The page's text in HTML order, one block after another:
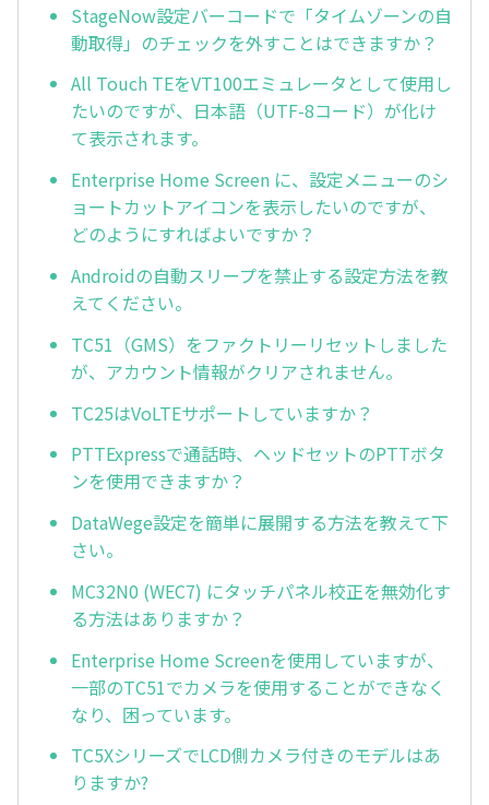
StageNow設定バーコードで「タイムゾーンの自
動取得」のチェックを外すことはできますか？
All Touch TEをVT100エミュレータとして使用し
たいのですが、日本語（UTF-8コード）が化け
て表示されます。
Enterprise Home Screen に、設定メニューのシ
ョートカットアイコンを表示したいのですが、
どのようにすればよいですか？
Androidの自動スリープを禁止する設定方法を教
えてください。
TC51（GMS）をファクトリーリセットしました
が、アカウント情報がクリアされません。
TC25はVoLTEサポートしていますか？
PTTExpressで通話時、ヘッドセットのPTTボタ
ンを使用できますか？
DataWege設定を簡単に展開する方法を教えて下
さい。
MC32N0 (WEC7) にタッチパネル校正を無効化す
る方法はありますか？
Enterprise Home Screenを使用していますが、
一部のTC51でカメラを使用することができなく
なり、困っています。
TC5XシリーズでLCD側カメラ付きのモデルはあ
りますか?